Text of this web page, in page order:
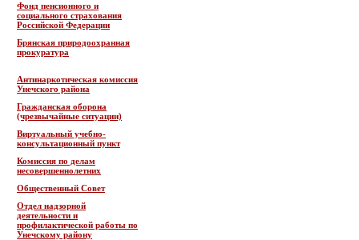
Фонд пенсионного и
социального страхования
Российской Федерации
Брянская природоохранная
прокуратура
Антинаркотическая комиссия
Унечского района
Гражданская оборона
(чрезвычайные ситуации)
Виртуальный учебно-
консультационный пункт
Комиссия по делам
несовершеннолетних
Общественный Совет
Отдел надзорной
деятельности и
профилактической работы по
Унечскому району